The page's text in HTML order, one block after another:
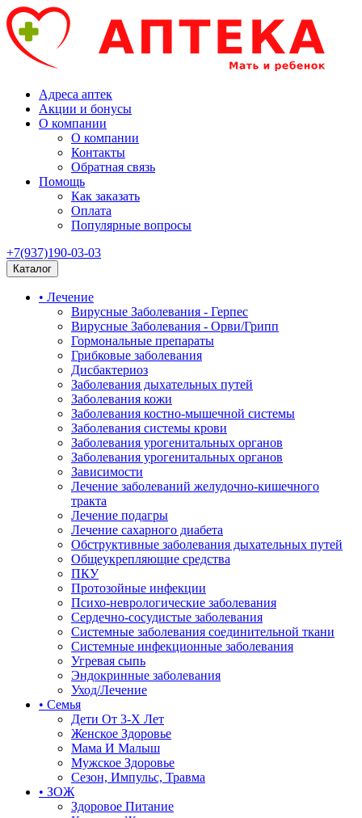
Адреса аптек
Акции и бонусы
О компании
О компании
Контакты
Обратная связь
Помощь
Как заказать
Оплата
Популярные вопросы
+7(937)190-03-03
Каталог
• Лечение
Вирусные Заболевания - Герпес
Вирусные Заболевания - Орви/Грипп
Гормональные препараты
Грибковые заболевания
Дисбактериоз
Заболевания дыхательных путей
Заболевания кожи
Заболевания костно-мышечной системы
Заболевания системы крови
Заболевания урогенитальных органов
Заболевания урогенитальных органов
Зависимости
Лечение заболеваний желудочно-кишечного
тракта
Лечение подагры
Лечение сахарного диабета
Обструктивные заболевания дыхательных путей
Общеукрепляющие средства
ПКУ
Протозойные инфекции
Психо-неврологические заболевания
Сердечно-сосудистые заболевания
Системные заболевания соединительной ткани
Системные инфекционные заболевания
Угревая сыпь
Эндокринные заболевания
Уход/Лечение
• Семья
Дети От 3-Х Лет
Женское Здоровье
Мама И Малыш
Мужское Здоровье
Сезон, Импульс, Травма
• ЗОЖ
Здоровое Питание